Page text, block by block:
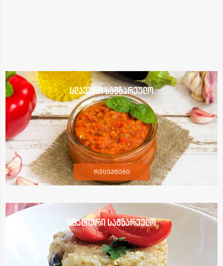
სლავური სამზარეულო
რეცეპტები
იტალიური სამზარეულო